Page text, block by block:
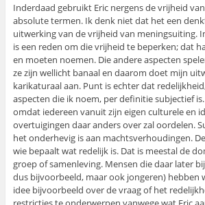
Inderdaad gebruikt Eric nergens de vrijheid
absolute termen. Ik denk niet dat het een
uitwerking van de vrijheid van meningsuiting.
is een reden om die vrijheid te beperken; dat
en moeten noemen. Die andere aspecten
ze zijn wellicht banaal en daarom doet mijn
karikaturaal aan. Punt is echter dat
aspecten die ik noem, per definitie subjectief
omdat iedereen vanuit zijn eigen culturele en
overtuigingen daar anders over zal oordelen.
het onderhevig is aan machtsverhoudingen.
wie bepaalt wat redelijk is. Dat is meestal de
groep of samenleving. Mensen die daar later
dus bijvoorbeeld, maar ook jongeren) hebben
idee bijvoorbeeld over de vraag of het